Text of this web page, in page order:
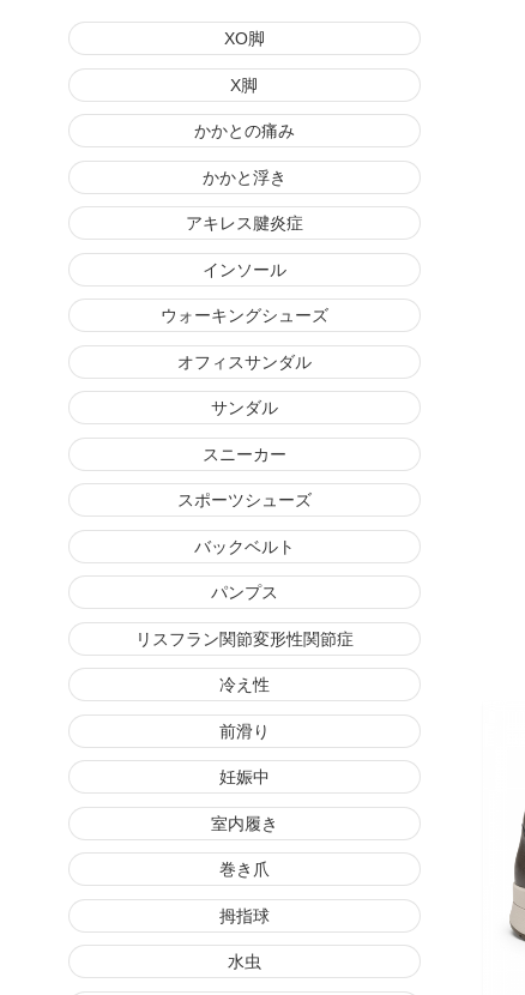
XO脚
X脚
かかとの痛み
かかと浮き
アキレス腱炎症
インソール
ウォーキングシューズ
オフィスサンダル
サンダル
スニーカー
スポーツシューズ
バックベルト
パンプス
リスフラン関節変形性関節症
冷え性
前滑り
妊娠中
室内履き
巻き爪
拇指球
水虫